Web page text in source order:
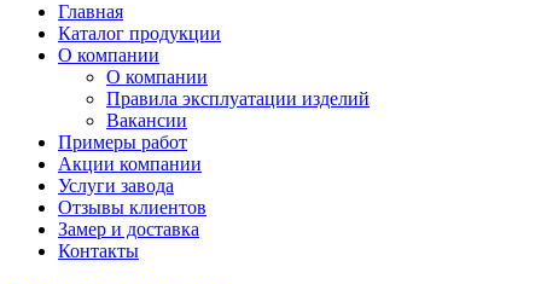
Главная
Каталог продукции
О компании
О компании
Правила эксплуатации изделий
Вакансии
Примеры работ
Акции компании
Услуги завода
Отзывы клиентов
Замер и доставка
Контакты